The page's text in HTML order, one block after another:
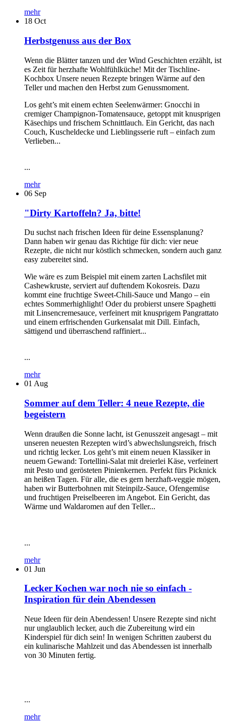
mehr
18 Oct
Herbstgenuss aus der Box
Wenn die Blätter tanzen und der Wind Geschichten erzählt, ist
es Zeit für herzhafte Wohlfühlküche! Mit der Tischline-
Kochbox Unsere neuen Rezepte bringen Wärme auf den
Teller und machen den Herbst zum Genussmoment.
Los geht’s mit einem echten Seelenwärmer: Gnocchi in
cremiger Champignon-Tomatensauce, getoppt mit knusprigen
Käsechips und frischem Schnittlauch. Ein Gericht, das nach
Couch, Kuscheldecke und Lieblingsserie ruft – einfach zum
Verlieben...
...
mehr
06 Sep
"Dirty Kartoffeln? Ja, bitte!
Du suchst nach frischen Ideen für deine Essensplanung?
Dann haben wir genau das Richtige für dich: vier neue
Rezepte, die nicht nur köstlich schmecken, sondern auch ganz
easy zubereitet sind.
Wie wäre es zum Beispiel mit einem zarten Lachsfilet mit
Cashewkruste, serviert auf duftendem Kokosreis. Dazu
kommt eine fruchtige Sweet-Chili-Sauce und Mango – ein
echtes Sommerhighlight! Oder du probierst unsere Spaghetti
mit Linsencremesauce, verfeinert mit knusprigem Pangrattato
und einem erfrischenden Gurkensalat mit Dill. Einfach,
sättigend und überraschend raffiniert...
...
mehr
01 Aug
Sommer auf dem Teller: 4 neue Rezepte, die
begeistern
Wenn draußen die Sonne lacht, ist Genusszeit angesagt – mit
unseren neuesten Rezepten wird’s abwechslungsreich, frisch
und richtig lecker. Los geht’s mit einem neuen Klassiker in
neuem Gewand: Tortellini-Salat mit dreierlei Käse, verfeinert
mit Pesto und gerösteten Pinienkernen. Perfekt fürs Picknick
an heißen Tagen. Für alle, die es gern herzhaft-veggie mögen,
haben wir Butterbohnen mit Steinpilz-Sauce, Ofengemüse
und fruchtigen Preiselbeeren im Angebot. Ein Gericht, das
Wärme und Waldaromen auf den Teller...
...
mehr
01 Jun
Lecker Kochen war noch nie so einfach -
Inspiration für dein Abendessen
Neue Ideen für dein Abendessen! Unsere Rezepte sind nicht
nur unglaublich lecker, auch die Zubereitung wird ein
Kinderspiel für dich sein! In wenigen Schritten zauberst du
ein kulinarische Mahlzeit und das Abendessen ist innerhalb
von 30 Minuten fertig.
...
mehr